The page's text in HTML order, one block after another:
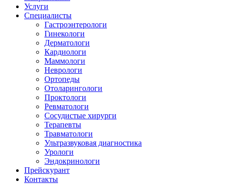
Услуги
Специалисты
Гастроэнтерологи
Гинекологи
Дерматологи
Кардиологи
Маммологи
Неврологи
Ортопеды
Отоларингологи
Проктологи
Ревматологи
Сосудистые хирурги
Терапевты
Травматологи
Ультразвуковая диагностика
Урологи
Эндокринологи
Прейскурант
Контакты